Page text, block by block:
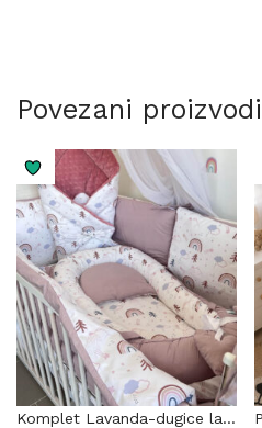
Povezani proizvodi
Komplet Lavanda-dugice lavanda